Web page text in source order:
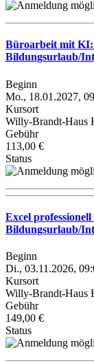
Büroarbeit mit
Bildungsurlaub/
Beginn
Mo., 18.01.2027,
Kursort
Willy-Brandt-Haus
Gebühr
113,00 €
Status
Excel professionell
Bildungsurlaub/
Beginn
Di., 03.11.2026,
Kursort
Willy-Brandt-Haus
Gebühr
149,00 €
Status